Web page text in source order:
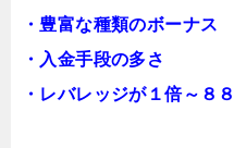
・豊富な種類のボーナス
・入金手段の多さ
・レバレッジが１倍～８